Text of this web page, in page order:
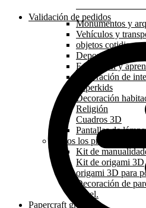
Validación de pedidos
Monumentos y
Vehículos y
objetos cotidianos
Deporte y profesión
Educación y
Decoración de
Paperkids
Decoración
Religión
Cuadros 3D
Pantallas de
Todos los productos
Kit de
Kit de origami 3D
origami 3D para
Decoración de
papel.
Papercraft gratis